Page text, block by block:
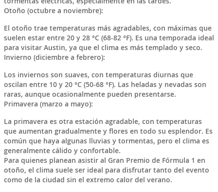
Otoño (octubre a noviembre):
El otoño trae temperaturas más agradables, con máximas que
suelen estar entre 20 y 28 °C (68-82 °F). Es una temporada ideal
para visitar Austin, ya que el clima es más templado y seco.
Invierno (diciembre a febrero):
Los inviernos son suaves, con temperaturas diurnas que
oscilan entre 10 y 20 °C (50-68 °F). Las heladas y nevadas son
raras, aunque ocasionalmente pueden presentarse.
Primavera (marzo a mayo):
La primavera es otra estación agradable, con temperaturas
que aumentan gradualmente y flores en todo su esplendor. Es
común que haya algunas lluvias y tormentas, pero el clima es
generalmente cálido y confortable.
Para quienes planean asistir al Gran Premio de Fórmula 1 en
otoño, el clima suele ser ideal para disfrutar tanto del evento
como de la ciudad sin el extremo calor del verano.